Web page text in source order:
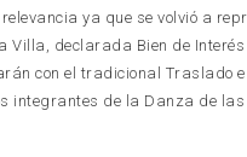
ya que se volvió a
declarada Bien de
con el tradicional Traslado
integrantes de la Danza de